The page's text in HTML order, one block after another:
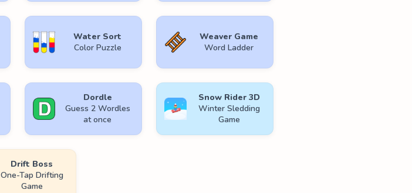
Water Sort
Color Puzzle
Weaver Game
Word Ladder
Dordle
Guess 2 Wordles
at once
Snow Rider 3D
Winter Sledding
Game
Drift Boss
One-Tap Drifting
Game